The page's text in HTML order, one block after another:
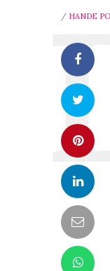
/ HANDE